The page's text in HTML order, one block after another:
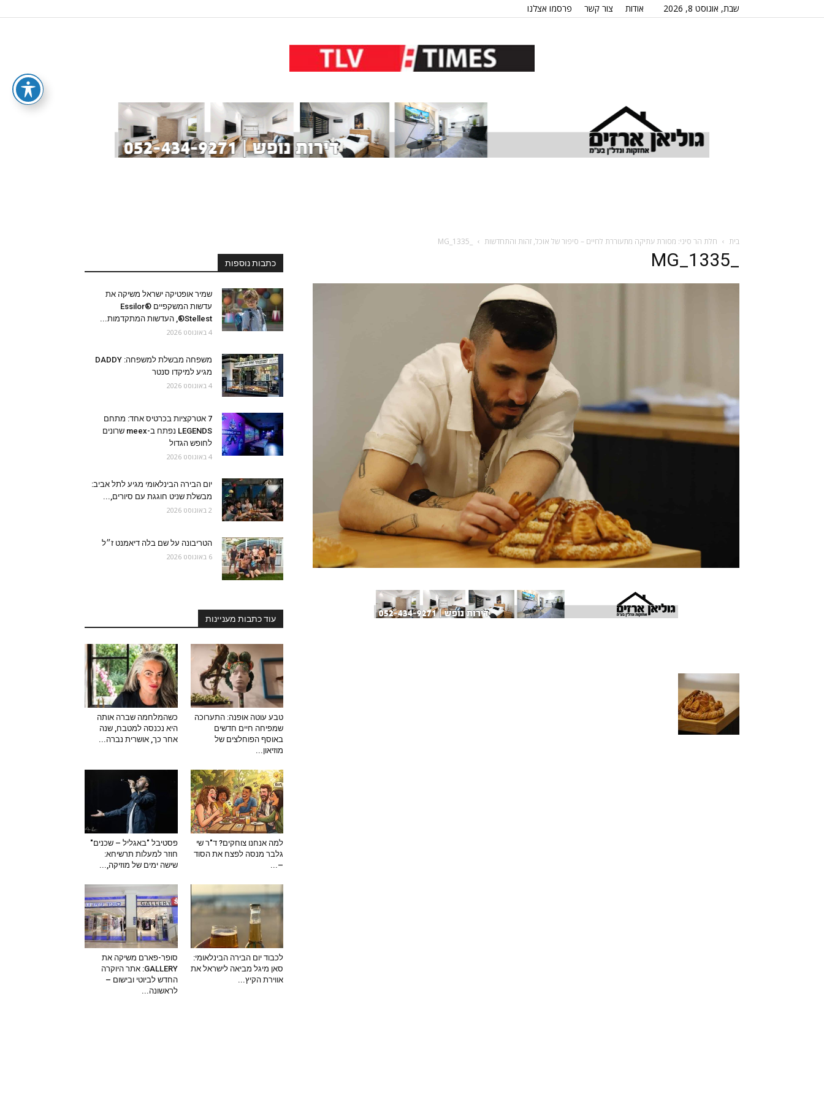
שבת, אוגוסט 8, 2026 אודות צור קשר פרסמו אצלנו
בית חלת הר סיני: מסורת עתיקה מתעוררת לחיים – סיפור של אוכל, זהות והתחדשות
_MG_1335 כתבות נוספות
שמיר אופטיקה ישראל משיקה את
עדשות המשקפיים Essilor®
Stellest®, העדשות המתקדמות...
4 באוגוסט 2026
משפחה מבשלת למשפחה: DADDY
מגיע למיקדו סנטר
4 באוגוסט 2026
7 אטרקציות בכרטיס אחד: מתחם
LEGENDS נפתח ב-meex שרונים
לחופש הגדול
4 באוגוסט 2026
יום הבירה הבינלאומי מגיע לתל אביב:
מבשלת שניט חוגגת עם סיורים,...
2 באוגוסט 2026
הטריבונה על שם בלה דיאמנט ז״ל
6 באוגוסט 2026
עוד כתבות מעניינות
טבע עוטה אופנה: התערוכה
שמפיחה חיים חדשים
באוסף הפוחלצים של
מוזיאון...
כשהמלחמה שברה אותה
היא נכנסה למטבח, שנה
אחר כך, אושרית נברה...
למה אנחנו צוחקים? ד"ר שי
גלבר מנסה לפצח את הסוד
–...
פסטיבל "באגליל – שכנים"
חוזר למעלות תרשיחא:
שישה ימים של מוזיקה,...
לכבוד יום הבירה הבינלאומי:
סאן מיגל מביאה לישראל את
אווירת הקיץ...
סופר-פארם משיקה את
GALLERY: אתר היוקרה
החדש לביוטי ובישום –
לראשונה...